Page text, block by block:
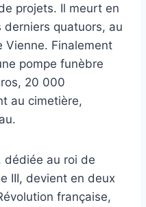
projets. Il meurt en
derniers quatuors, au
Vienne. Finalement
pompe funèbre
20 000
au cimetière,
dédiée au roi de
III, devient en deux
française,